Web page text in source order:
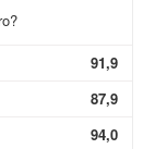
91,9
87,9
94,0